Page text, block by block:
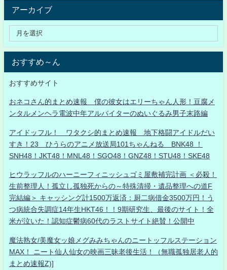
アーカイブ
おすすめ～ん
おすすめサイト
おネコさん的まとめ速報 僕の彼女はエリーちゃん人形！豆腐メ
ンタルメンヘラ電波中年アルバイターのぬいぐるみ男子末路編
アイドッフル！ ワタクシ的まとめ速報 地下格闘アイドルだい
すき！23 ひうらのアニメ放送局101ちゃんねる BNK48 ！
SNH48！JKT48！MNL48！SGO48！GNZ48！STU48！SKE48
ヒウラッフルのハーニーフィニッシュゴミ屋敷補完計画 ＜必殺！
生前整理人！孤立し孤独死からの～特殊清掃・遺品整理への道F
完結編＞ キャッシング計1500万返済：厨二病借金3500万円！う
つ病統合失調症14年生HKT46！！9期研究生、最後のサイト！全
米が泣いた！認知症鬱病60代のラストサイト絶賛！公開中
魔法熟女/美魔女ッ娘メグみみちゃんのニートッフルステーション
MAX！ ニート仙人仙女の映画三昧老後生活！（無職孤独居老人的
まとめ速報Z)]